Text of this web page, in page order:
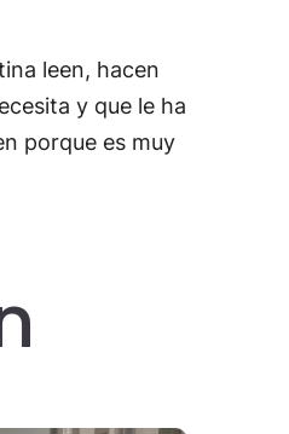
leen, hacen
y que le ha
porque es muy